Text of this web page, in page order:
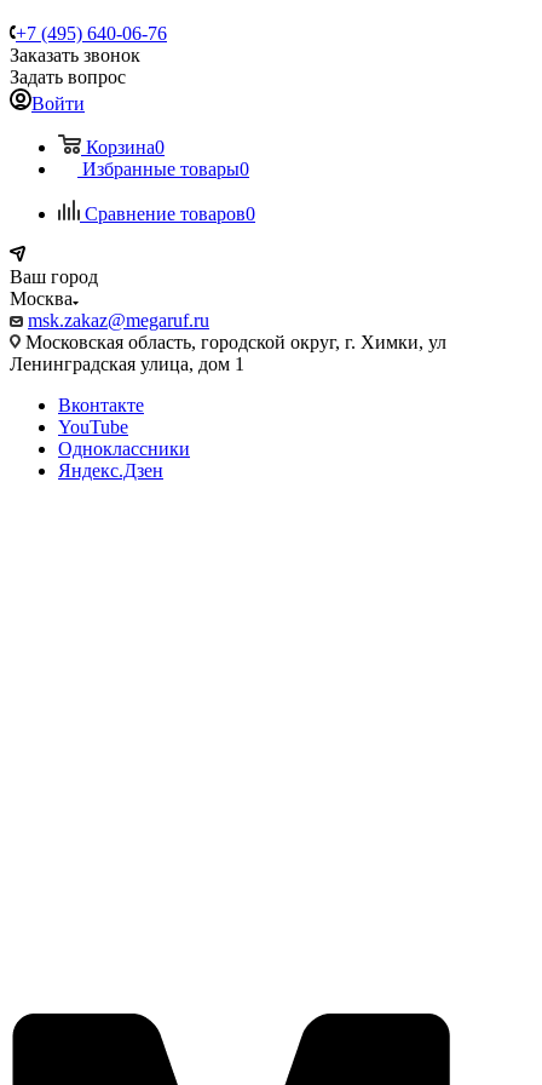
+7 (495) 640-06-76
Заказать звонок
Задать вопрос
Войти
Корзина0
Избранные товары0
Сравнение товаров0
Ваш город
Москва
msk.zakaz@megaruf.ru
Московская область, городской округ, г. Химки, ул
Ленинградская улица, дом 1
Вконтакте
YouTube
Одноклассники
Яндекс.Дзен